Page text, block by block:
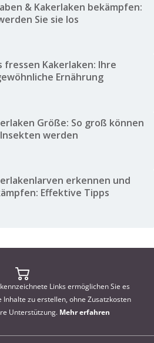
& Kakerlaken bekämpfen:
Sie sie los
fressen Kakerlaken: Ihre
Ernährung
Größe: So groß können
werden
erkennen und
Effektive Tipps
Links ermöglichen Sie es
zu erstellen, ohne Zusatzkosten
Unterstützung. Mehr erfahren